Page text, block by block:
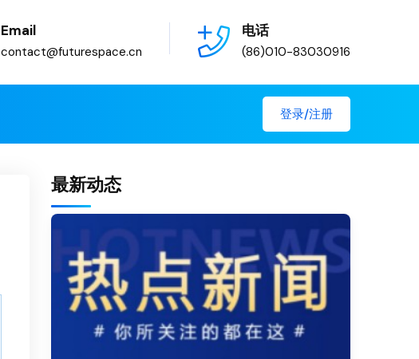
Email
contact@futurespace.cn
电话
(86)010-83030916
登录/注册
最新动态